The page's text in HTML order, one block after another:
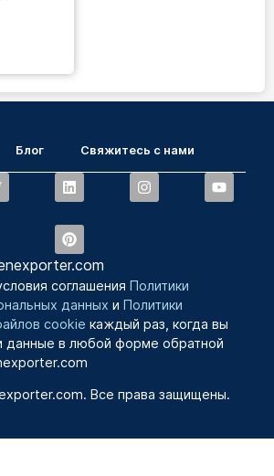
Блог Свяжитесь с нами
соглашенияПолитики
данных иПолитики
cookie каждый раз, когда вы
данные в любой форме обратной
Все права защищены.